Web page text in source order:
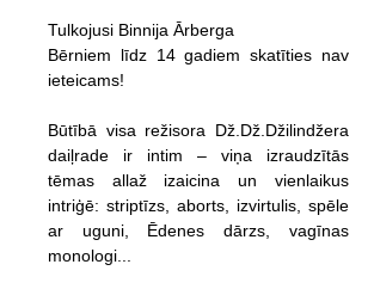
Tulkojusi Binnija Ārberga
Bērniem līdz 14 gadiem skatīties nav
ieteicams!
Būtībā visa režisora Dž.Dž.Džilindžera
daiļrade ir intim – viņa izraudzītās
tēmas allaž izaicina un vienlaikus
intriģē: striptīzs, aborts, izvirtulis, spēle
ar uguni, Ēdenes dārzs, vagīnas
monologi...